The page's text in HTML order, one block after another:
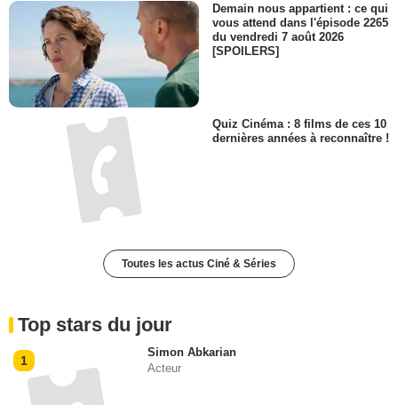
Demain nous appartient : ce qui
vous attend dans l'épisode 2265
du vendredi 7 août 2026
[SPOILERS]
Quiz Cinéma : 8 films de ces 10
dernières années à reconnaître !
Toutes les actus Ciné & Séries
Top stars du jour
1
Simon Abkarian
Acteur